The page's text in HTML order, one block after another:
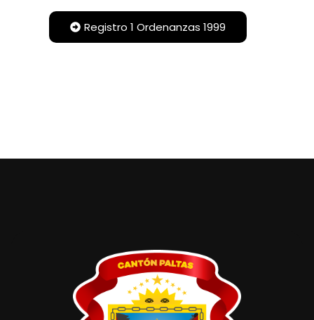
Registro 1 Ordenanzas 1999